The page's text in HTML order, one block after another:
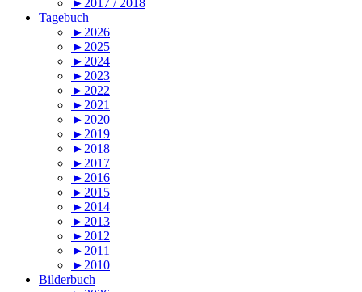
►2017 / 2018
Tagebuch
►2026
►2025
►2024
►2023
►2022
►2021
►2020
►2019
►2018
►2017
►2016
►2015
►2014
►2013
►2012
►2011
►2010
Bilderbuch